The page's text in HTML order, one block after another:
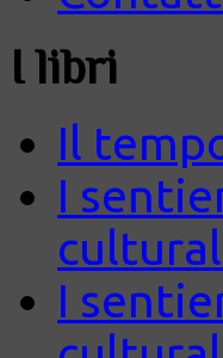
I libri
Il
I
I